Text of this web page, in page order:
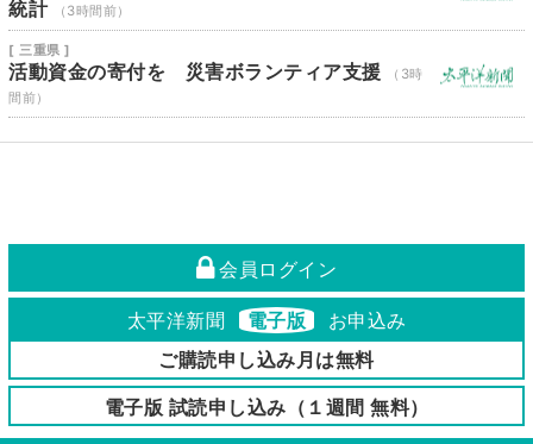
統計
（3時間前）
[ 三重県 ]
活動資金の寄付を 災害ボランティア支援
（3時
間前）
会員ログイン
太平洋新聞 電子版
お申込み
ご購読申し込み月は無料
電子版 試読申し込み（１週間 無料）